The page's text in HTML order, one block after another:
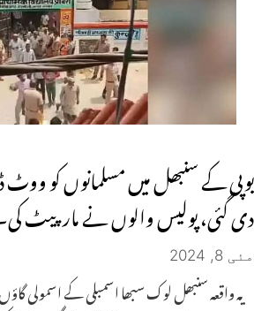
یوپی کے سنبھل میں مسلمانوں کو
دی گئی، پولیس والوں نے مار پیٹ
مئی 8, 2024